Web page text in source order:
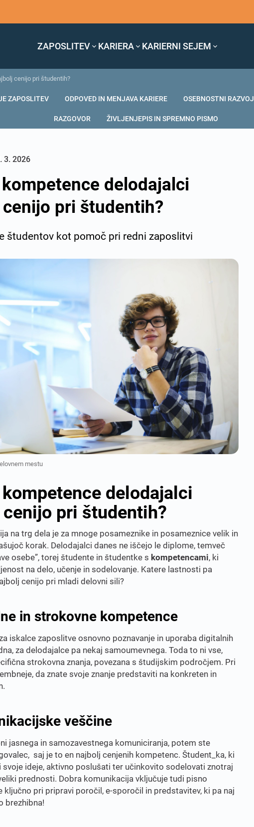
ZAPOSLITEV KARIERA KARIERNI SEJEM
cenijo pri študentih?
ZAPOSLITEV ODPOVED IN MENJAVA KARIERE OSEBNOSTNI RAZVOJ
RAZGOVOR ŽIVLJENJEPIS IN SPREMNO PISMO
3. 2026
delodajalci
pri študentih?
študentov kot pomoč pri redni zaposlitvi
mestu
delodajalci
pri študentih?
na trg dela je za mnoge posameznike in posameznice velik in
korak. Delodajalci danes ne iščejo le diplome, temveč
osebe”, torej študente in študentke s kompetencami, ki
na delo, učenje in sodelovanje. Katere lastnosti pa
cenijo pri mladi delovni sili?
in strokovne kompetence
iskalce zaposlitve osnovno poznavanje in uporaba digitalnih
za delodajalce pa nekaj samoumevnega. Toda to ni vse,
strokovna znanja, povezana s študijskim področjem. Pri
da znate svoje znanje predstaviti na konkreten in
veščine
jasnega in samozavestnega komuniciranja, potem ste
saj je to en najbolj cenjenih kompetenc. Študent_ka, ki
ideje, aktivno poslušati ter učinkovito sodelovati znotraj
prednosti. Dobra komunikacija vključuje tudi pisno
ključno pri pripravi poročil, e-sporočil in predstavitev, ki pa naj
brezhibna!